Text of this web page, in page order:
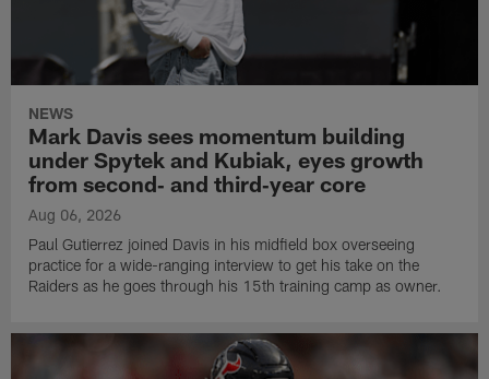
NEWS
Mark Davis sees momentum building
under Spytek and Kubiak, eyes growth
from second‑ and third‑year core
Aug 06, 2026
Paul Gutierrez joined Davis in his midfield box overseeing
practice for a wide-ranging interview to get his take on the
Raiders as he goes through his 15th training camp as owner.